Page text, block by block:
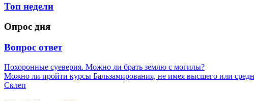
Топ недели
Опрос дня
Вопрос ответ
Похоронные суеверия. Можно ли брать землю с могилы?
Можно ли пройти курсы Бальзамирования, не имея высшего или
Склеп